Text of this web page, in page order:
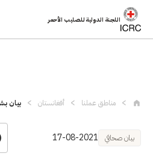
اللجنة الدولية للصليب الأحمر
مناطق عملنا أفغانستان بيان
بيان صحافي 17-08-2021